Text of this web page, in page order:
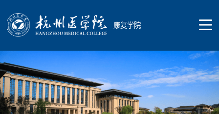
康复学院
首页